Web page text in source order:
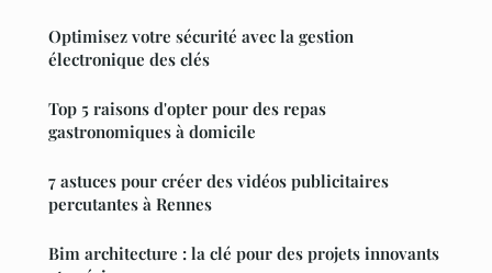
Optimisez votre sécurité avec la gestion
électronique des clés
Top 5 raisons d'opter pour des repas
gastronomiques à domicile
7 astuces pour créer des vidéos publicitaires
percutantes à Rennes
Bim architecture : la clé pour des projets innovants